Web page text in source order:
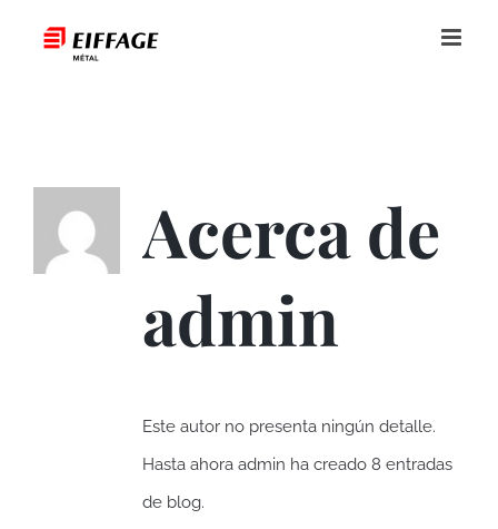
Acerca de
admin
Este autor no presenta ningún detalle.
Hasta ahora admin ha creado 8 entradas
de blog.